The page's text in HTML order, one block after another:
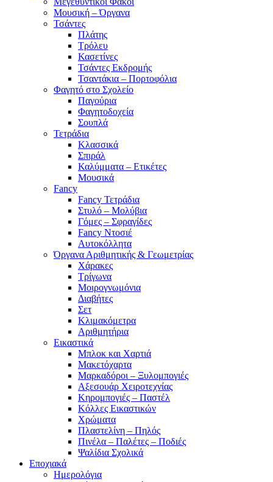
Μουσική – Όργανα
Τσάντες
Πλάτης
Τρόλευ
Κασετίνες
Τσάντες Εκδρομής
Τσαντάκια – Πορτοφόλια
Φαγητό στο Σχολείο
Παγούρια
Φαγητοδοχεία
Σουπλά
Τετράδια
Κλασσικά
Σπιράλ
Καλύμματα – Ετικέτες
Μουσικά
Fancy
Fancy Τετράδια
Στυλό – Μολύβια
Γόμες – Σφραγίδες
Fancy Ντοσιέ
Αυτοκόλλητα
Όργανα Αριθμητικής & Γεωμετρίας
Χάρακες
Τρίγωνα
Mοιρογνωμόνια
Διαβήτες
Σετ
Κλιμακόμετρα
Αριθμητήρια
Εικαστικά
Μπλοκ και Χαρτιά
Μακετόχαρτα
Μαρκαδόροι – Ξυλομπογιές
Αξεσουάρ Χειροτεχνίας
Κηρομπογιές – Παστέλ
Κόλλες Εικαστικών
Χρώματα
Πλαστελίνη – Πηλός
Πινέλα – Παλέτες – Ποδιές
Ψαλίδια Σχολικά
Εποχιακά
Ημερολόγια